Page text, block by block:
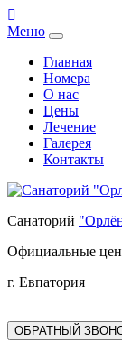
Меню
Главная
Номера
О нас
Цены
Лечение
Галерея
Контакты
Санаторий
Официальные
г. Евпатория
ОБРАТНЫЙ